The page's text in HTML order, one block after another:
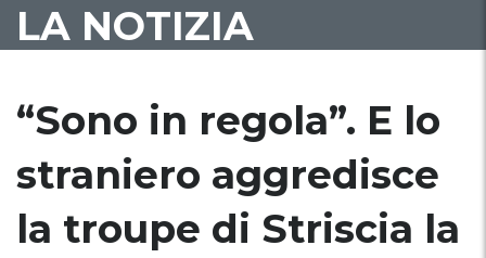
LA NOTIZIA
“Sono in regola”. E lo
straniero aggredisce
la troupe di Striscia la